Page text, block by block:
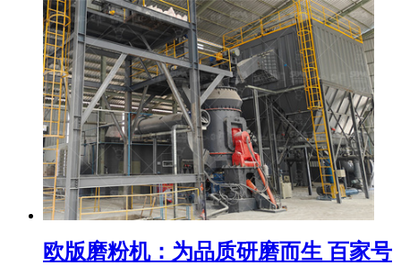
欧版磨粉机：为品质研磨而生 百家号